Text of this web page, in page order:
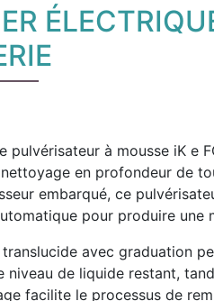
pulvérisateur à mousse iK e
en profondeur de
embarqué, ce
pour produire une
avec graduation
niveau de liquide restant,
facilite le processus de